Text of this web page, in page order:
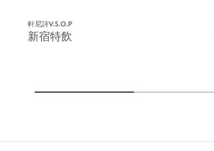
軒尼詩V.S.O.P
新宿特飲